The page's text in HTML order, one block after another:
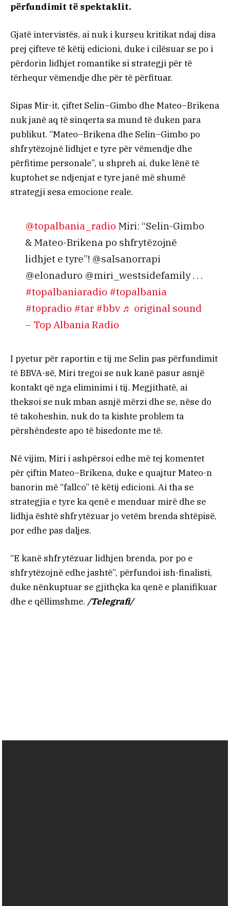
përfundimit të spektaklit.
Gjatë intervistës, ai nuk i kurseu kritikat ndaj disa
prej çifteve të këtij edicioni, duke i cilësuar se po i
përdorin lidhjet romantike si strategji për të
tërhequr vëmendje dhe për të përfituar.
Sipas Mir-it, çiftet Selin–Gimbo dhe Mateo–Brikena
nuk janë aq të sinqerta sa mund të duken para
publikut. “Mateo–Brikena dhe Selin–Gimbo po
shfrytëzojnë lidhjet e tyre për vëmendje dhe
përfitime personale”, u shpreh ai, duke lënë të
kuptohet se ndjenjat e tyre janë më shumë
strategji sesa emocione reale.
@topalbania_radio Miri: “Selin-Gimbo
& Mateo-Brikena po shfrytëzojnë
lidhjet e tyre”! @salsanorrapi
@elonaduro @miri_westsidefamily . . .
#topalbaniaradio #topalbania
#topradio #tar #bbv ♬ original sound
– Top Albania Radio
I pyetur për raportin e tij me Selin pas përfundimit
të BBVA-së, Miri tregoi se nuk kanë pasur asnjë
kontakt që nga eliminimi i tij. Megjithatë, ai
theksoi se nuk mban asnjë mërzi dhe se, nëse do
të takoheshin, nuk do ta kishte problem ta
përshëndeste apo të bisedonte me të.
Në vijim, Miri i ashpërsoi edhe më tej komentet
për çiftin Mateo–Brikena, duke e quajtur Mateo-n
banorin më “fallco” të këtij edicioni. Ai tha se
strategjia e tyre ka qenë e menduar mirë dhe se
lidhja është shfrytëzuar jo vetëm brenda shtëpisë,
por edhe pas daljes.
“E kanë shfrytëzuar lidhjen brenda, por po e
shfrytëzojnë edhe jashtë”, përfundoi ish-finalisti,
duke nënkuptuar se gjithçka ka qenë e planifikuar
dhe e qëllimshme. /Telegrafi/